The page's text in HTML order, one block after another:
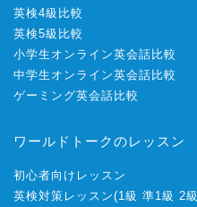
英検4級比較
英検5級比較
小学生オンライン英会話比較
中学生オンライン英会話比較
ゲーミング英会話比較
ワールドトークのレッスン
初心者向けレッスン
英検対策レッスン(1級 準1級 2級